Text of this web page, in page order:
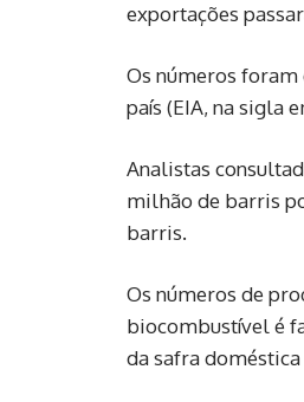
exportações
Os números
país (EIA, na sigla
Analistas
milhão de barris
barris.
Os números de
biocombustível é
da safra